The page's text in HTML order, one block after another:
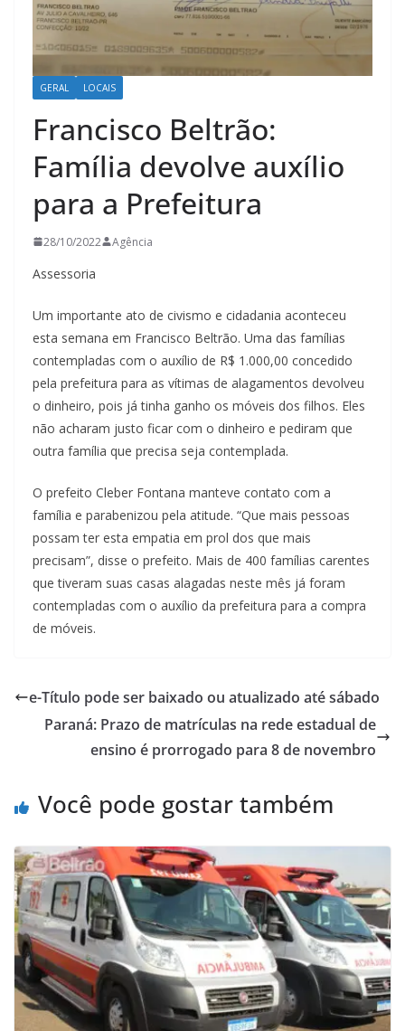
GERAL LOCAIS
Francisco Beltrão:
Família devolve auxílio
para a Prefeitura
28/10/2022 Agência
Assessoria
Um importante ato de civismo e cidadania aconteceu
esta semana em Francisco Beltrão. Uma das famílias
contempladas com o auxílio de R$ 1.000,00 concedido
pela prefeitura para as vítimas de alagamentos devolveu
o dinheiro, pois já tinha ganho os móveis dos filhos. Eles
não acharam justo ficar com o dinheiro e pediram que
outra família que precisa seja contemplada.
O prefeito Cleber Fontana manteve contato com a
família e parabenizou pela atitude. “Que mais pessoas
possam ter esta empatia em prol dos que mais
precisam”, disse o prefeito. Mais de 400 famílias carentes
que tiveram suas casas alagadas neste mês já foram
contempladas com o auxílio da prefeitura para a compra
de móveis.
e-Título pode ser baixado ou atualizado até sábado
Paraná: Prazo de matrículas na rede estadual de
ensino é prorrogado para 8 de novembro
Você pode gostar também